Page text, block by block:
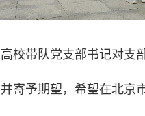
校带队党支部书记对支
寄予期望，希望在北京